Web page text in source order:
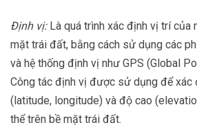
Định vị:Là quá trình xác định vị trí của
mặt trái đất, bằng cách sử dụng các
và hệ thống định vị như GPS (Global
Công tác định vị được sử dụng để xác
(latitude, longitude) và độ cao
thể trên bề mặt trái đất.